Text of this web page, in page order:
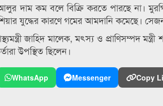
দাম কম বলে বিক্রি করতে পারছে না।
যুদ্ধের কারণে গমের আমদানি কমেছে।
জাহিদ মালেক, মৎস্য ও প্রাণিসম্পদ
উপস্থিত ছিলেন।
WhatsApp Messenger Copy